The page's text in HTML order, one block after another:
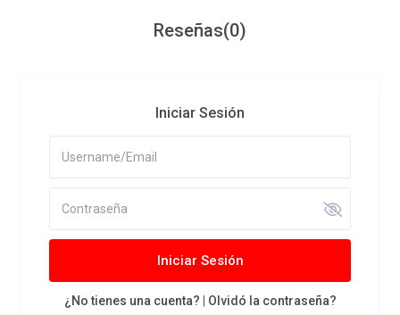
Reseñas(0)
Iniciar Sesión
Iniciar Sesión
¿No tienes una cuenta? Olvidó la contraseña?